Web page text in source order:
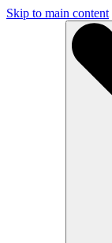
Skip to main content